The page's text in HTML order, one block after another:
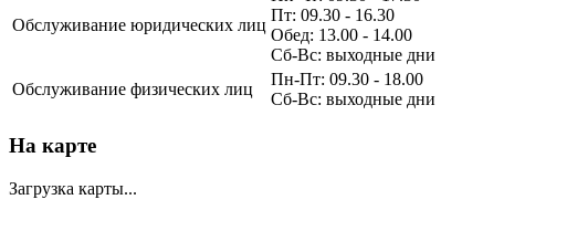
Обслуживание юридических лиц
Пт: 09.30 - 16.30
Обед: 13.00 - 14.00
Сб-Вс: выходные дни
Обслуживание физических лиц
Пн-Пт: 09.30 - 18.00
Сб-Вс: выходные дни
На карте
Загрузка карты...